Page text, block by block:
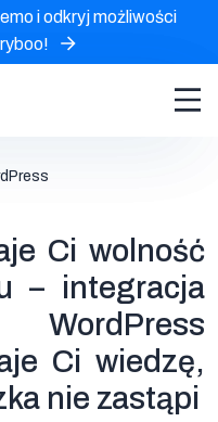
i odkryj możliwości
z
Ci wolność
– integracja
Ci wiedzę,
nie zastąpi